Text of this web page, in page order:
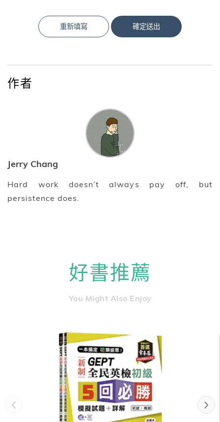
重新填寫 確定送出
作者
Jerry Chang
Hard work doesn’t always pay off, but
persistence does.
好書推薦
You Might Also Enjoy